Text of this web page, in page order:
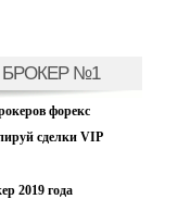
№1
форекс
сделки VIP
2019 года